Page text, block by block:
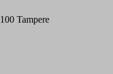
Tampere